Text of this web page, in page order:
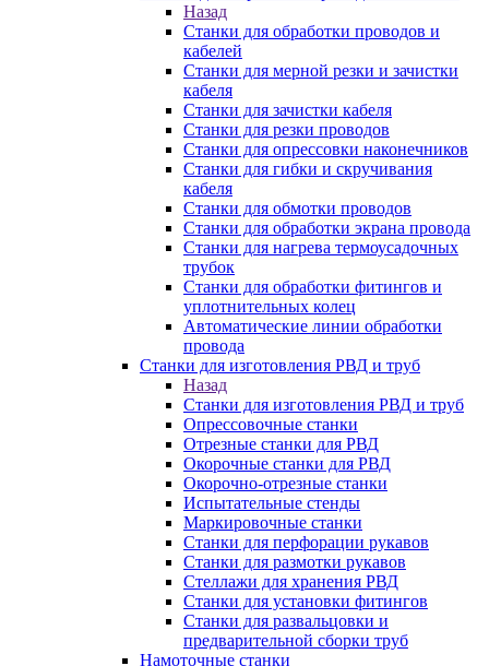
Назад
Станки для обработки проводов и
кабелей
Станки для мерной резки и зачистки
кабеля
Станки для зачистки кабеля
Станки для резки проводов
Станки для опрессовки наконечников
Станки для гибки и скручивания
кабеля
Станки для обмотки проводов
Станки для обработки экрана провода
Станки для нагрева термоусадочных
трубок
Станки для обработки фитингов и
уплотнительных колец
Автоматические линии обработки
провода
Станки для изготовления РВД и труб
Назад
Станки для изготовления РВД и труб
Опрессовочные станки
Отрезные станки для РВД
Окорочные станки для РВД
Окорочно-отрезные станки
Испытательные стенды
Маркировочные станки
Станки для перфорации рукавов
Станки для размотки рукавов
Стеллажи для хранения РВД
Станки для установки фитингов
Станки для развальцовки и
предварительной сборки труб
Намоточные станки